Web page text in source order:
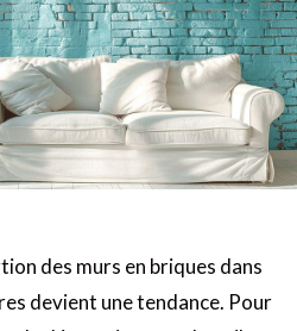
des murs en briques dans
devient une tendance. Pour